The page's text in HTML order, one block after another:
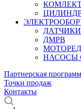
ДАТЧИКИ
ДМРВ
НАСОСЫ
Партнерская
Точки продаж
Контакты